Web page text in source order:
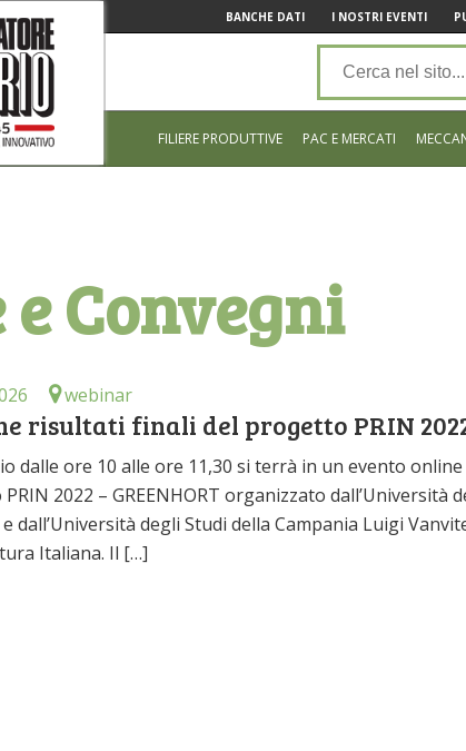
BANCHE DATI I NOSTRI EVENTI
FILIERE PRODUTTIVE PAC E MERCATI
Convegni
webinar
risultati finali del progetto PRIN 2022
dalle ore 10 alle ore 11,30 si terrà in un evento
2022 – GREENHORT organizzato dall’Università
dall’Università degli Studi della Campania Luigi
Italiana. Il […]